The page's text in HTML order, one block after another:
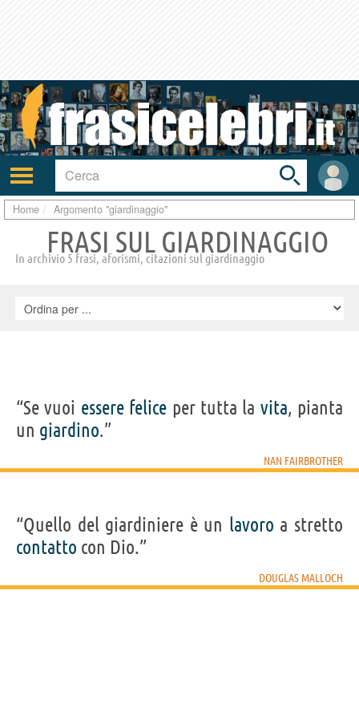
Attiva/disattiva
navigazione
User
area
Toggle
search
bar
Home Argomento "giardinaggio"
FRASI SUL GIARDINAGGIO
In archivio 5 frasi, aforismi, citazioni sul giardinaggio
“Se vuoi essere felice per tutta la vita, pianta
un giardino.”
NAN FAIRBROTHER
“Quello del giardiniere è un lavoro a stretto
contatto con Dio.”
DOUGLAS MALLOCH